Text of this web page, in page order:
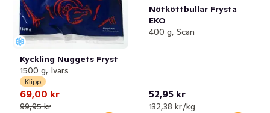
Kyckling Nuggets Fryst
1500 g, Ivars
Klipp
69,00 kr
99,95 kr
Nötköttbullar Frysta
EKO
400 g, Scan
52,95 kr
132,38 kr /kg